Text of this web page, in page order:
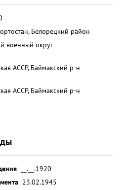
Белорецкий район
военный округ
АССР, Баймакский р-н
АССР, Баймакский р-н
__.__.1920
23.02.1945